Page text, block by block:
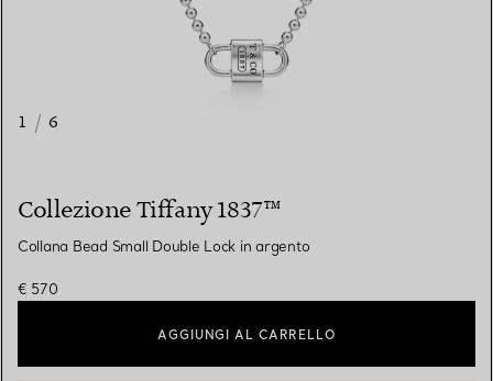
1 / 6
Collezione Tiffany 1837™
Collana Bead Small Double Lock in argento
€ 570
AGGIUNGI AL CARRELLO